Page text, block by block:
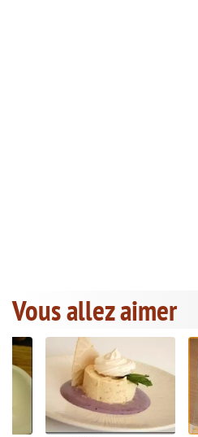
Vous allez aimer